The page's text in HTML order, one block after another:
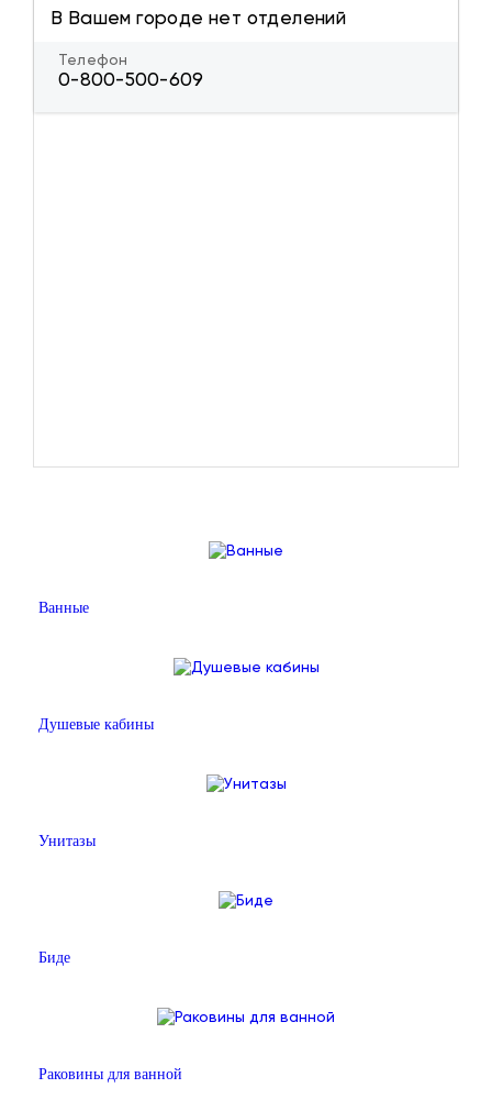
В Вашем городе нет отделений
Телефон
0-800-500-609
Ванные
Душевые кабины
Унитазы
Биде
Раковины для ванной